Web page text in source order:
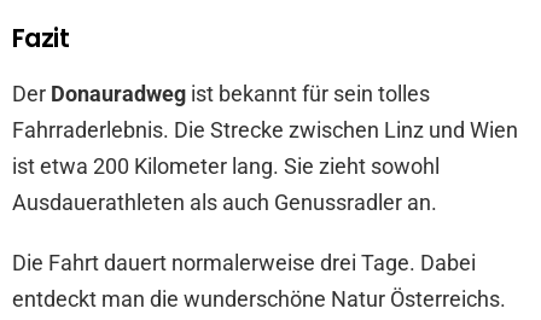
Fazit
Der Donauradweg ist bekannt für sein tolles
Fahrraderlebnis. Die Strecke zwischen Linz und Wien
ist etwa 200 Kilometer lang. Sie zieht sowohl
Ausdauerathleten als auch Genussradler an.
Die Fahrt dauert normalerweise drei Tage. Dabei
entdeckt man die wunderschöne Natur Österreichs.